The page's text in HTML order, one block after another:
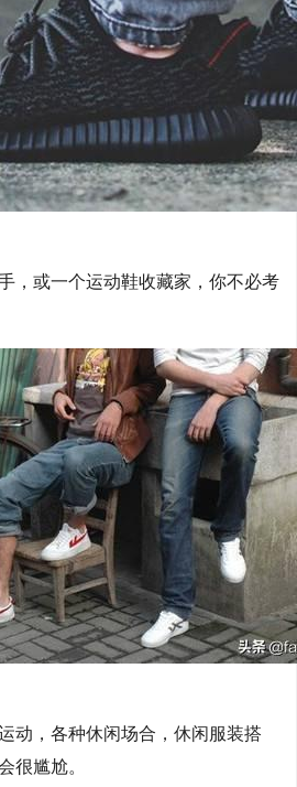
，或一个运动鞋收藏家，你不必考
动，各种休闲场合，休闲服装搭
很尴尬。